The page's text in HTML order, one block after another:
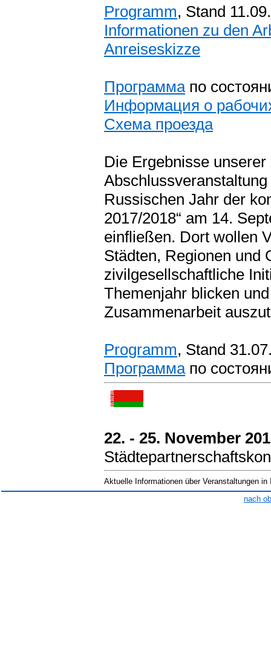
Programm, Stand
Informationen zu den
Anreiseskizze
Программапо
Информация о
Схема проезда
Die Ergebnisse
Russischen Jahr der
2017/2018“ am 14.
einfließen. Dort wollen
Städten, Regionen und
zivilgesellschaftliche
Themenjahr blicken
Zusammenarbeit
Programm, Stand
Программапо
22. - 25. November
Aktuelle Informationen über Veranstaltungen
nach